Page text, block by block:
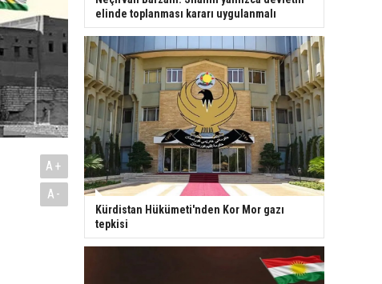
A+
A-
elinde toplanması kararı uygulanmalı
Kürdistan Hükümeti'nden Kor Mor gazı
tepkisi